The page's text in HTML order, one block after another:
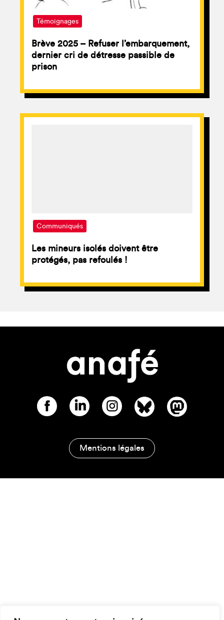
Témoignages
Brève 2025 – Refuser l’embarquement,
dernier cri de détresse passible de
prison
Communiqués
Les mineurs isolés doivent être
protégés, pas refoulés !
Mentions légales